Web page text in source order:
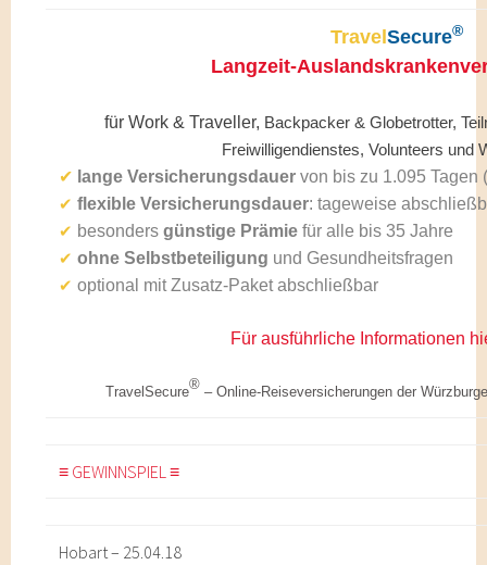
Travel Secure®
Langzeit-
für Work & Traveller, Backpacker & Globetrotter,
Freiwilligendienstes, Volunteers
✔ lange Versicherungsdauer von bis zu 1.095 Tagen
✔ flexible Versicherungsdauer: tageweise
✔ besondersgünstige Prämie für alle bis 35 Jahre
✔ ohne Selbstbeteiligung und Gesundheitsfragen
✔ optional mit Zusatz-Paket abschließbar
Für ausführliche Informationen
TravelSecure® – Online-Reiseversicherungen der
≡ GEWINNSPIEL ≡
Hobart – 25.04.18